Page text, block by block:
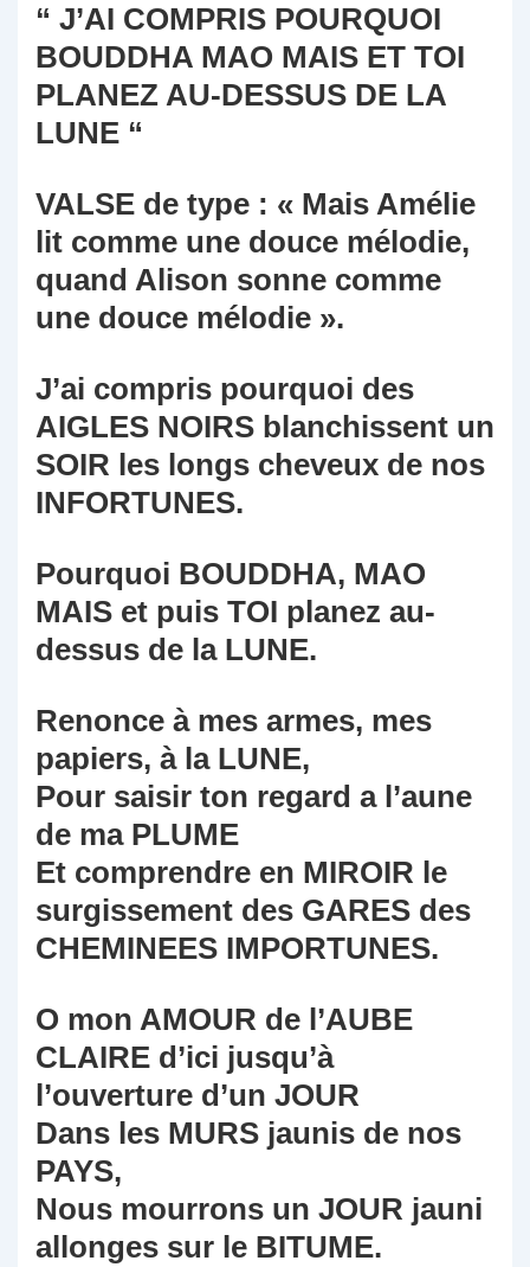
“ J’AI COMPRIS POURQUOI
BOUDDHA MAO MAIS ET TOI
PLANEZ AU-DESSUS DE LA
LUNE “
VALSE de type : « Mais Amélie
lit comme une douce mélodie,
quand Alison sonne comme
une douce mélodie ».
J’ai compris pourquoi des
AIGLES NOIRS blanchissent un
SOIR les longs cheveux de nos
INFORTUNES.
Pourquoi BOUDDHA, MAO
MAIS et puis TOI planez au-
dessus de la LUNE.
Renonce à mes armes, mes
papiers, à la LUNE,
Pour saisir ton regard a l’aune
de ma PLUME
Et comprendre en MIROIR le
surgissement des GARES des
CHEMINEES IMPORTUNES.
O mon AMOUR de l’AUBE
CLAIRE d’ici jusqu’à
l’ouverture d’un JOUR
Dans les MURS jaunis de nos
PAYS,
Nous mourrons un JOUR jauni
allonges sur le BITUME.